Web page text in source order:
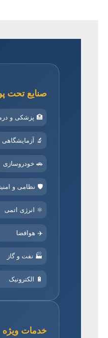
صنایع تحت
🏥 پزشکی و
🔬 آزمایشگاهی
🚗 خودروسازی
🛡️ نظامی و
⚛️ انرژی اتمی
✈️ هوافضا
🏭 نفت و گاز
🔋 الکترونیک
خدمات ویژه